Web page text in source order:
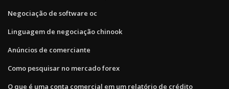
Negociação de software oc
Linguagem de negociação chinook
Anúncios de comerciante
Como pesquisar no mercado forex
O que é uma conta comercial em um relatório de crédito